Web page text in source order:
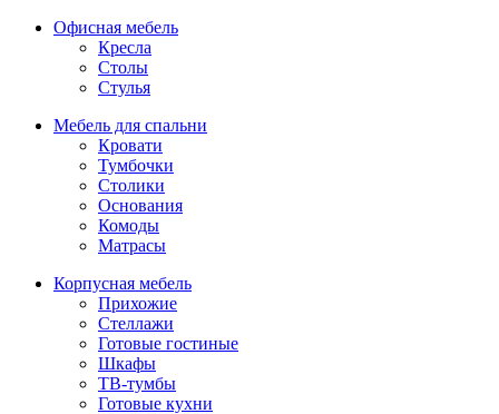
Офисная мебель
Кресла
Столы
Стулья
Мебель для спальни
Кровати
Тумбочки
Столики
Основания
Комоды
Матрасы
Корпусная мебель
Прихожие
Стеллажи
Готовые гостиные
Шкафы
ТВ-тумбы
Готовые кухни